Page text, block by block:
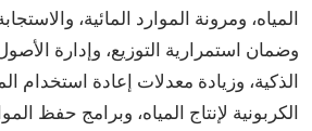
المياه، ومرونة الموارد المائية،
وضمان استمرارية التوزيع، وإدارة
الذكية، وزيادة معدلات إعادة استخدام
الكربونية لإنتاج المياه، وبرامج حفظ